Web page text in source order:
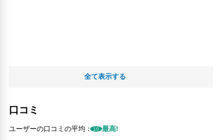
全て表示する
口コミ
ユーザーの口コミの平均：10 最高!